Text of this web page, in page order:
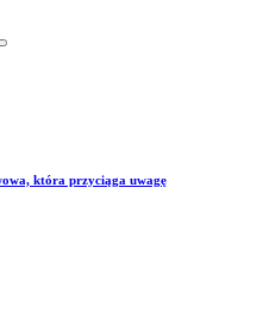
która przyciąga uwagę